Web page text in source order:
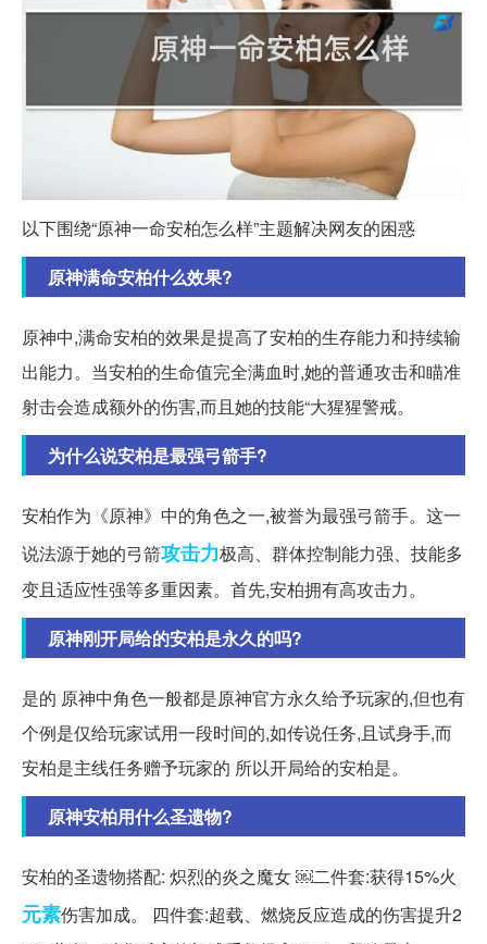
以下围绕“原神一命安柏怎么样”主题解决网友的困惑
原神满命安柏什么效果?
原神中,满命安柏的效果是提高了安柏的生存能力和持续输
出能力。当安柏的生命值完全满血时,她的普通攻击和瞄准
射击会造成额外的伤害,而且她的技能“大猩猩警戒。
为什么说安柏是最强弓箭手?
安柏作为《原神》中的角色之一,被誉为最强弓箭手。这一
说法源于她的弓箭攻击力极高、群体控制能力强、技能多
变且适应性强等多重因素。首先,安柏拥有高攻击力。
原神刚开局给的安柏是永久的吗?
是的 原神中角色一般都是原神官方永久给予玩家的,但也有
个例是仅给玩家试用一段时间的,如传说任务,且试身手,而
安柏是主线任务赠予玩家的 所以开局给的安柏是。
原神安柏用什么圣遗物?
安柏的圣遗物搭配: 炽烈的炎之魔女 ￼二件套:获得15%火
元素伤害加成。 四件套:超载、燃烧反应造成的伤害提升2